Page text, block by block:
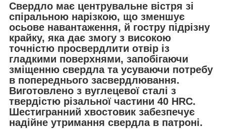
Свердло має центрувальне вістря зі
спіральною нарізкою, що зменшує
осьове навантаження, й гостру підрізну
крайку, яка дає змогу з високою
точністю просвердлити отвір із
гладкими поверхнями, запобігаючи
зміщенню свердла та усуваючи потребу
в попереднього засвердлювання.
Виготовлено з вуглецевої сталі з
твердістю різальної частини 40 HRC.
Шестигранний хвостовик забезпечує
надійне утримання свердла в патроні.